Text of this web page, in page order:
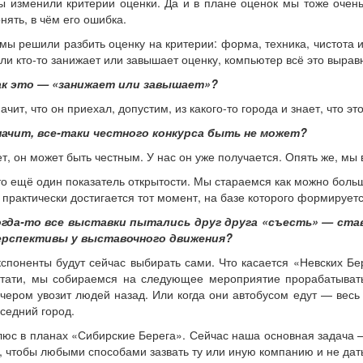
в чём его ошибка.
решили разбить оценку на критерии: форма, техника,
кто-то занижает или завышает оценку, компьютер всё это
это — «занижает или завышает»?
что он приехал, допустим, из какого-то города и знает, что
все-таки честного конкурса быть не может?
он может быть честным. У нас он уже получается. Опять же,
ещё один показатель открытости. Мы стараемся как можно
практически достигается тот момент, на базе которого
то все выставки пытались друг друга «съесть» —
у выставочного движения?
будут сейчас выбирать сами. Что касается «Невских
мы собираемся на следующее мероприятие
увозит людей назад. Или когда они автобусом едут —
город.
в планах «Сибирские Берега». Сейчас наша основная задача
чтобы любыми способами зазвать ту или иную компанию и не